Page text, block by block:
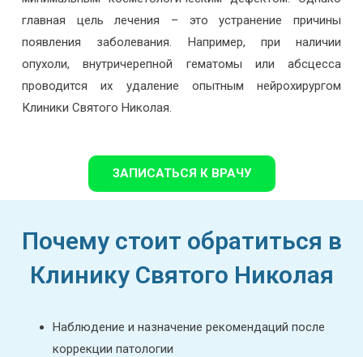
главная цель лечения – это устранение причины
появления заболевания. Например, при наличии
опухоли, внутричерепной гематомы или абсцесса
проводится их удаление опытным нейрохирургом
Клиники Святого Николая.
ЗАПИСАТЬСЯ К ВРАЧУ
Почему стоит обратиться в
Клинику Святого Николая
Наблюдениеи назначение рекомендаций после
коррекции патологии